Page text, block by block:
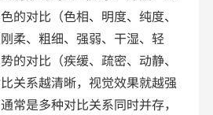
的对比（色相、明度、纯度、
柔、粗细、强弱、干湿、轻
的对比（疾缓、疏密、动静、
关系越清晰，视觉效果就越强
常是多种对比关系同时并存，